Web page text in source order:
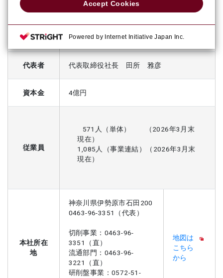
創業
設立 1997年9月25日
代表者 代表取締役社長 田所 雅彦
資本金 4億円
従業員
571人（単体） （2026年3月末
現在）
1,085人（事業連結）（2026年3月末
現在）
本社所在
地
神奈川県伊勢原市石田200
0463-96-3351（代表）
切削事業：0463-96-
3351（直）
流通部門：0463-96-
3221（直）
研削盤事業：0572-51-
地図は
こちら
から
Accept Cookies
Powered by Internet Initiative Japan Inc.